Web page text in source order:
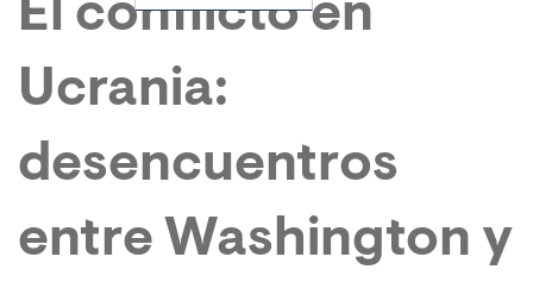
El conflicto en
Ucrania:
desencuentros
entre Washington y